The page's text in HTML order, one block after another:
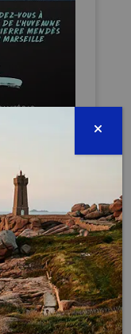
Pierre
à 17:00